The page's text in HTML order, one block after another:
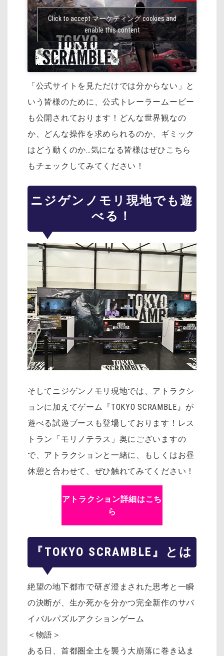
Click to accept マーケティング cookies and
enable this content
「公式サイトを見ただけでは分からない」と
いう皆様のために、公式トレーラームービー
も公開されております！どんな世界観なの
か、どんな操作を求められるのか、ギミック
はどう動くのか…気になる皆様はぜひこちら
もチェックしてみてください！
ニジゲンノモリ現地でも遊
べる！
そしてニジゲンノモリ現地では、アトラクシ
ョンに加えてゲーム『TOKYO SCRAMBLE』が
遊べる試遊ブースも登場しております！レス
トラン「モリノテラス」奥にございますの
で、アトラクションと一緒に、もしくはお昼
休憩と合わせて、ぜひ触れてみてください！
アトラクション詳細はこち
ら
『TOKYO SCRAMBLE』とは
絶望の地下都市で研ぎ澄まされた思考と一瞬
の決断が、生か死かを分かつ完全新作のサバ
イバルパズルアクションゲーム
＜物語＞
ある日、首都圏全土を襲う大崩落に巻き込ま